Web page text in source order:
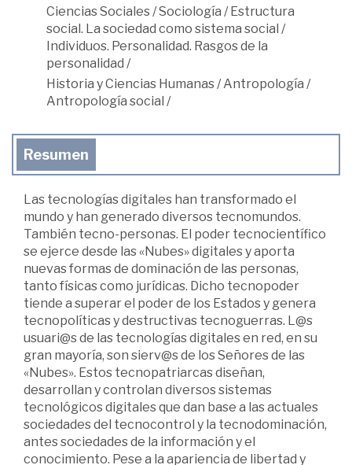
Ciencias Sociales/Sociología / Estructura
social. La sociedad como sistema social /
Individuos. Personalidad. Rasgos de la
personalidad /
Historia y Ciencias Humanas/Antropología /
Antropología social /
Resumen
Las tecnologías digitales han transformado el
mundo y han generado diversos tecnomundos.
También tecno-personas. El poder tecnocientífico
se ejerce desde las «Nubes» digitales y aporta
nuevas formas de dominación de las personas,
tanto físicas como jurídicas. Dicho tecnopoder
tiende a superar el poder de los Estados y genera
tecnopolíticas y destructivas tecnoguerras. L@s
usuari@s de las tecnologías digitales en red, en su
gran mayoría, son sierv@s de los Señores de las
«Nubes». Estos tecnopatriarcas diseñan,
desarrollan y controlan diversos sistemas
tecnológicos digitales que dan base a las actuales
sociedades del tecnocontrol y la tecnodominación,
antes sociedades de la información y el
conocimiento. Pese a la apariencia de libertad y